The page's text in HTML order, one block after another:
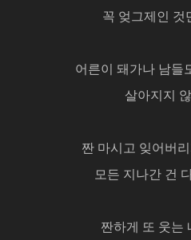
꼭 엊그제인 것
어른이 돼가나 남들
살아지지
짠 마시고 잊어버
모든 지나간 건
짠하게 또 웃는